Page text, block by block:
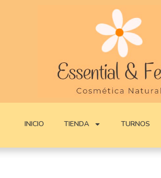
INICIO TIENDA TURNOS